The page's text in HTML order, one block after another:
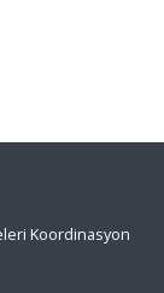
Koordinasyon